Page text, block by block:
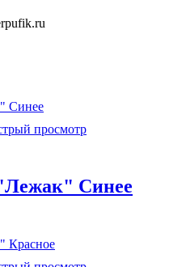
просмотр
Синее